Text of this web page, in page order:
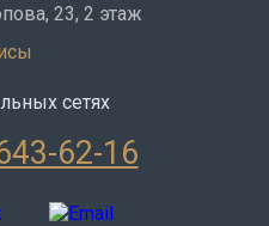
23, 2 этаж
сетях
62-16